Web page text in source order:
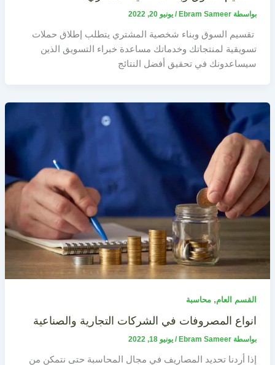
بواسطة Ebram Sameer
/ يونيو 20, 2022
تقسيم السوق وبناء شخصية المشتري يتطلب إطلاق حملات
تسويقية لمنتجاتك وخدماتك مساعدة خبراء التسويق الذين
سيساعدونك في تحقيق أفضل النتائج
القسم العام, محاسبة
انواع المصروفات في الشركات التجارية والصناعية
بواسطة Ebram Sameer
/ يونيو 18, 2022
إذا أردنا تحديد المصاريف في مجال المحاسبة حتى نتمكن من